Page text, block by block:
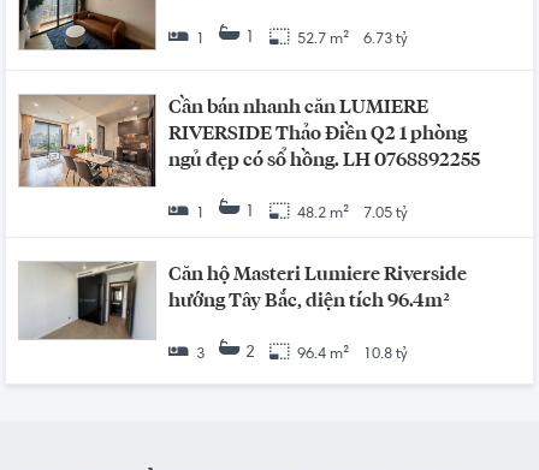
1 52.7 m² 6.73 tỷ
Cần bán nhanh căn LUMIERE
RIVERSIDE Thảo Điền Q2 1 phòng
ngủ đẹp có sổ hồng. LH 0768892255
1 48.2 m² 7.05 tỷ
Căn hộ Masteri Lumiere Riverside
hướng Tây Bắc, diện tích 96.4m²
3 2 96.4 m² 10.8 tỷ